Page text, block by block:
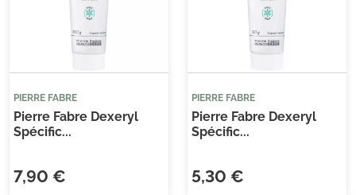
PIERRE FABRE
Pierre Fabre Dexeryl
Spécific...
7,90 €
PIERRE FABRE
Pierre Fabre Dexeryl
Spécific...
5,30 €